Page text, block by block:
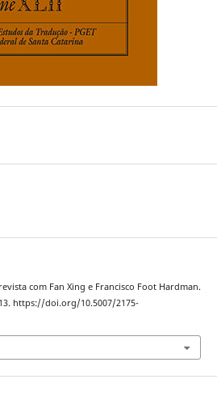
com Fan Xing e Francisco Foot Hardman.
https://doi.org/10.5007/2175-